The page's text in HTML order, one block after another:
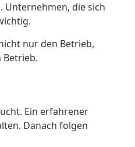
Unternehmen, die sich
nur den Betrieb,
Ein erfahrener
Danach folgen